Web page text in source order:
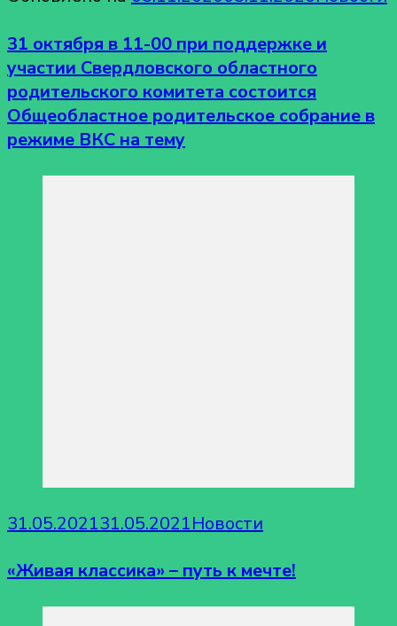
31 октября в 11-00 при поддержке и
участии Свердловского областного
родительского комитета состоится
Общеобластное родительское собрание в
режиме ВКС на тему
31.05.202131.05.2021Новости
«Живая классика» – путь к мечте!